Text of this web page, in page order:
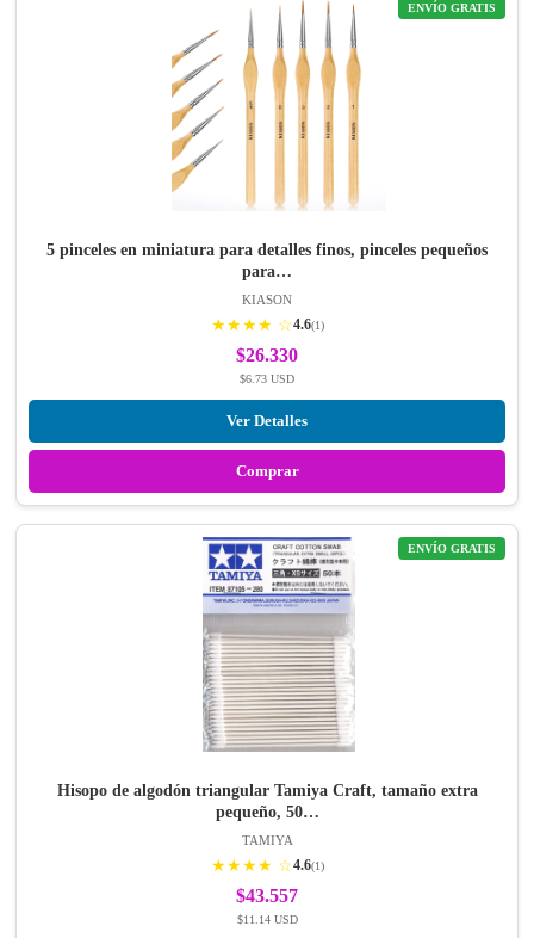
ENVÍO GRATIS
5 pinceles en miniatura para detalles finos, pinceles pequeños
para…
KIASON
★★★★ ☆4.6(1)
$26.330
$6.73 USD
Ver Detalles
Comprar
ENVÍO GRATIS
Hisopo de algodón triangular Tamiya Craft, tamaño extra
pequeño, 50…
TAMIYA
★★★★ ☆4.6(1)
$43.557
$11.14 USD